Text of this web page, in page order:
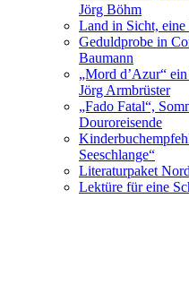
Jörg Böhm
Land in Sicht, eine
Geduldprobe in
Baumann
„Mord d’Azur“
Jörg Armbrüster
„Fado Fatal“,
Douroreisende
Seeschlange“
Literaturpaket
Lektüre für eine